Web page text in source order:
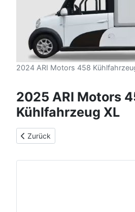
2024 ARI Motors 458
2025 ARI Motors
Kühlfahrzeug XL
Vorheriger Beitrag: 2025 ARI
Zurück